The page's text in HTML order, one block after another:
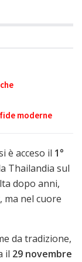
moderne
è acceso il 1°
Thailandia sul
dopo anni,
ma nel cuore
da tradizione,
il 29 novembre